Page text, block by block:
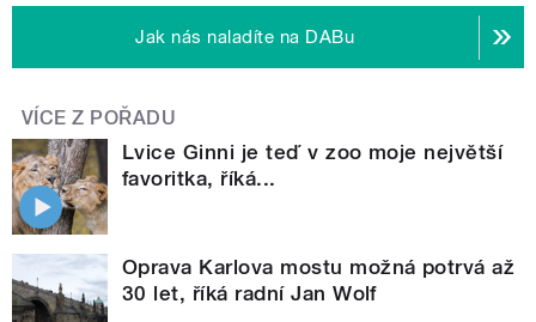
Jak nás naladíte na DABu
VÍCE Z POŘADU
Lvice Ginni je teď v zoo moje největší
favoritka, říká...
Oprava Karlova mostu možná potrvá až
30 let, říká radní Jan Wolf